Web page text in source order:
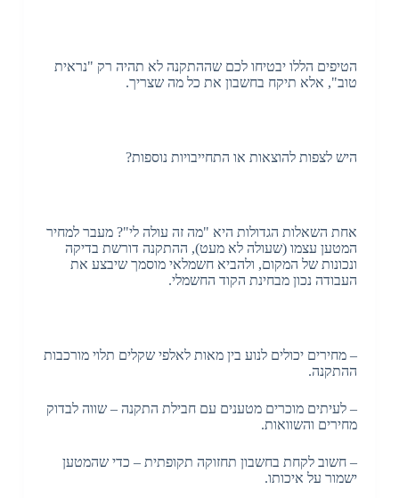
הטיפים הללו יבטיחו לכם שההתקנה לא תהיה רק "נראית
טוב", אלא תיקח בחשבון את כל מה שצריך.
היש לצפות להוצאות או התחייבויות נוספות?
אחת השאלות הגדולות היא "מה זה עולה לי"? מעבר למחיר
המטען עצמו (שעולה לא מעט), ההתקנה דורשת בדיקה
ונכונות של המקום, ולהביא חשמלאי מוסמך שיבצע את
העבודה נכון מבחינת הקוד החשמלי.
– מחירים יכולים לנוע בין מאות לאלפי שקלים תלוי מורכבות
ההתקנה.
– לעיתים מוכרים מטענים עם חבילת התקנה – שווה לבדוק
מחירים והשוואות.
– חשוב לקחת בחשבון תחזוקה תקופתית – כדי שהמטען
ישמור על איכותו.